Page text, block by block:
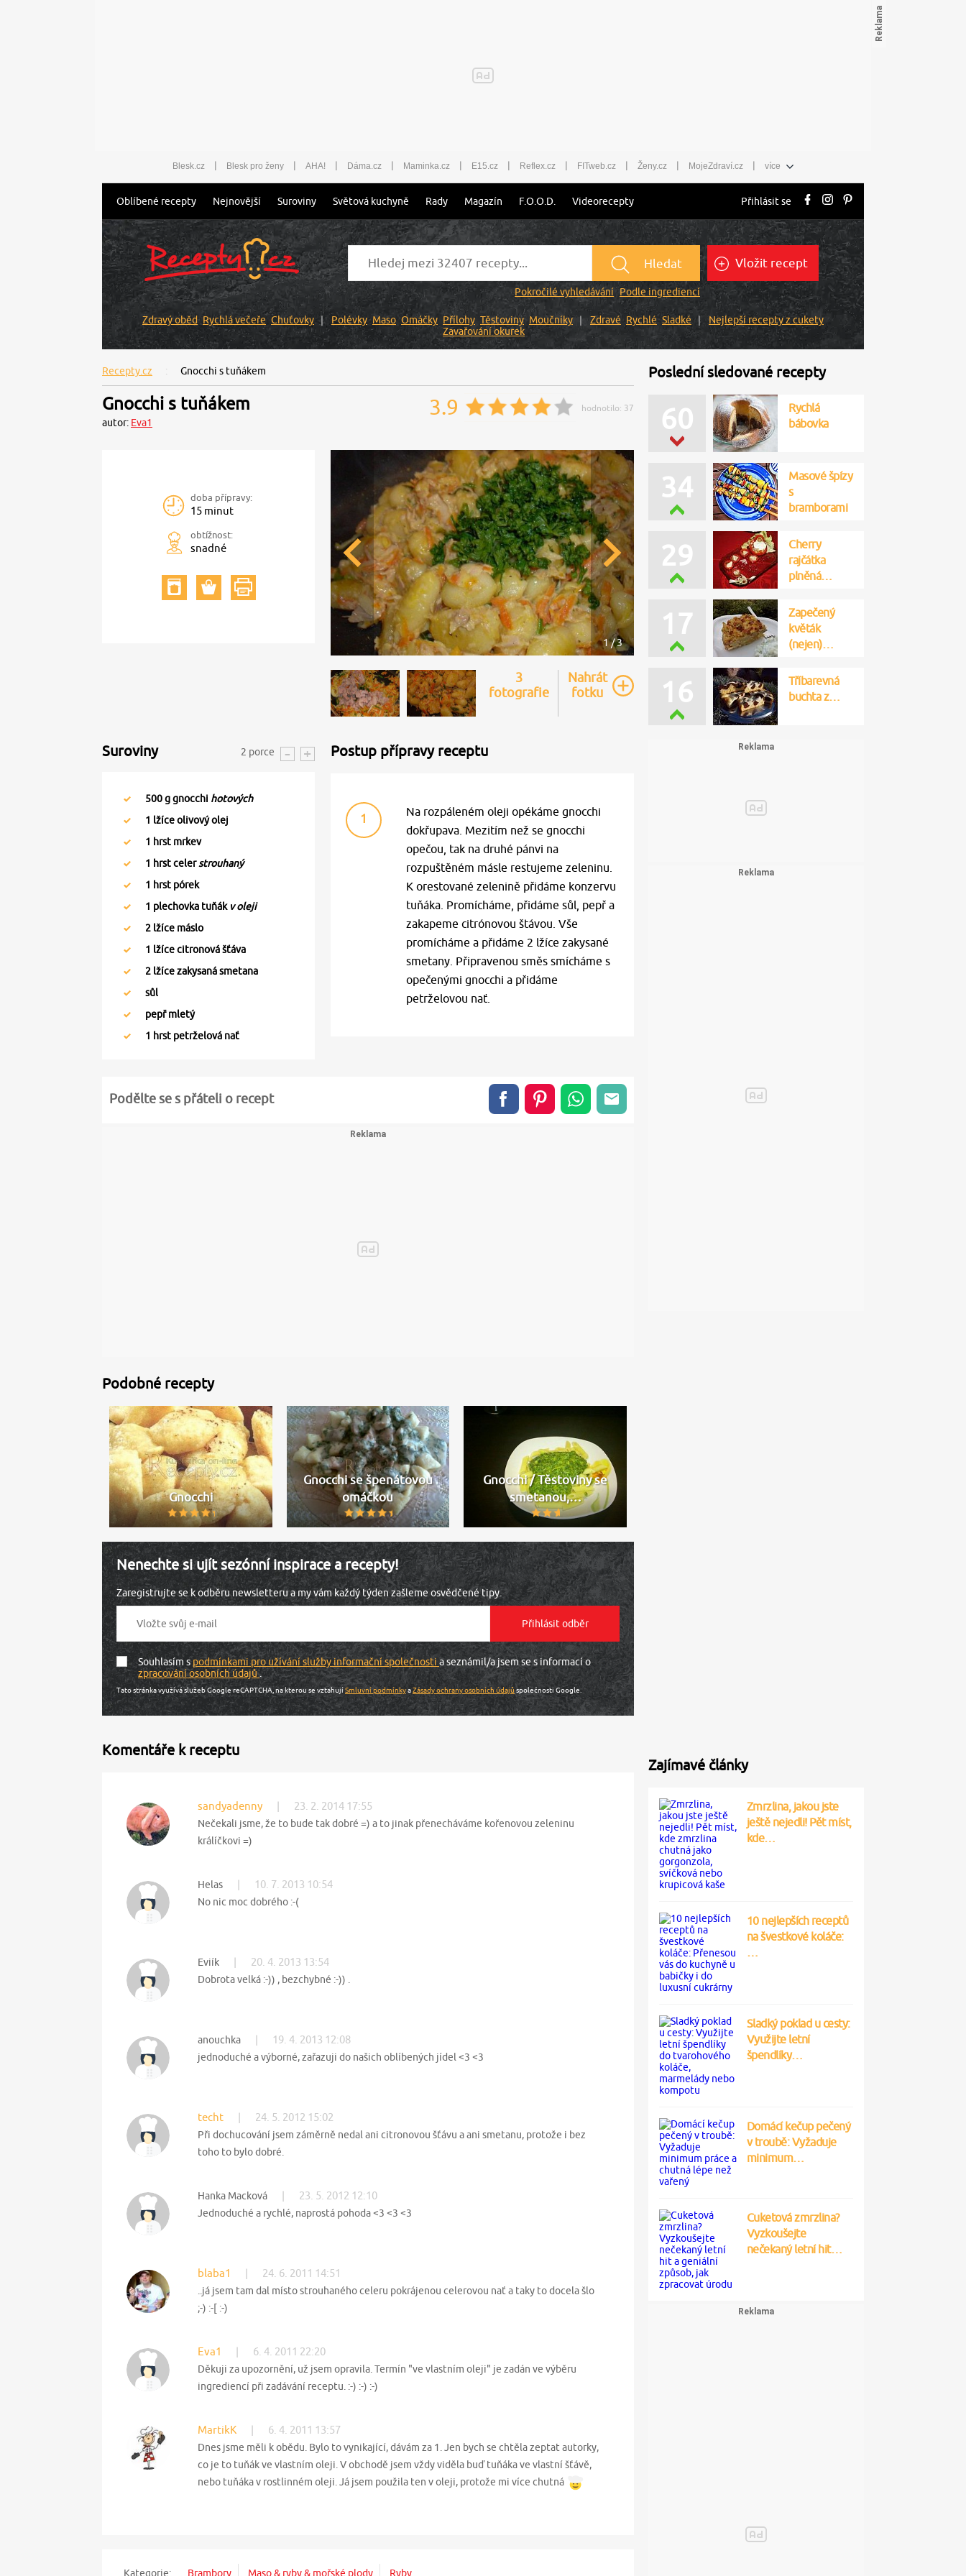
Blesk.cz | Blesk pro ženy | AHA! | Dáma.cz | Maminka.cz | E15.cz | Reflex.cz | FITweb.cz | Ženy.cz | MojeZdraví.cz | více
Oblíbené recepty Nejnovější Suroviny Světová kuchyně Rady Magazín F.O.O.D. Videorecepty Přihlásit se
Hledat
Pokročilé vyhledávání Podle ingrediencí
Vložit recept
Zdravý oběd Rychlá večeře Chuťovky Polévky Maso Omáčky Přílohy Těstoviny Moučníky Zdravé Rychlé Sladké
Nejlepší recepty z cukety
Zavařování okurek
Recepty.cz Gnocchi s tuňákem
Gnocchi s tuňákem
autor: Eva1
3.9 hodnotilo: 37
doba přípravy:
15 minut
obtížnost:
snadné
1 / 3
3
fotografie
Nahrát
fotku
Suroviny 2 porce
500g gnocchi hotových
1 lžíce olivový olej
1 hrst mrkev
1 hrst celerstrouhaný
1 hrst pórek
1 plechovka tuňák v oleji
2 lžíce máslo
1 lžíce citronová šťáva
2 lžíce zakysaná smetana
sůl
pepř mletý
1 hrst petrželová nať
Postup přípravy receptu
1
Na rozpáleném oleji opékáme gnocchi
dokřupava. Mezitím než se gnocchi
opečou, tak na druhé pánvi na
rozpuštěném másle restujeme zeleninu.
K orestované zelenině přidáme konzervu
tuňáka. Promícháme, přidáme sůl, pepř a
zakapeme citrónovou štávou. Vše
promícháme a přidáme 2 lžíce zakysané
smetany. Připravenou směs smícháme s
opečenými gnocchi a přidáme
petrželovou nať.
Podělte se s přáteli o recept
Podobné recepty
Gnocchi
Gnocchi se špenátovou
omáčkou
Gnocchi / Těstoviny se
smetanou,…
Nenechte si ujít sezónní inspirace a recepty!
Zaregistrujte se k odběru newsletteru a my vám každý týden zašleme osvědčené tipy.
Souhlasím spodmínkami pro užívání služby informační společnosti a seznámil/a jsem se s informací o
zpracování osobních údajů.
Tato stránka využívá služeb Google reCAPTCHA, na kterou se vztahujíSmluvní podmínkyaZásady ochrany osobních údajůspolečnosti Google.
Komentáře k receptu
sandyadenny 23. 2. 2014 17:55
Nečekali jsme, že to bude tak dobré =) a to jinak přenecháváme kořenovou zeleninu
králíčkovi =)
Helas 10. 7. 2013 10:54
No nic moc dobrého :-(
Eviík 20. 4. 2013 13:54
Dobrota velká :-)) , bezchybné :-)) .
anouchka 19. 4. 2013 12:08
jednoduché a výborné, zařazuji do našich oblíbených jídel <3 <3
techt 24. 5. 2012 15:02
Při dochucování jsem záměrně nedal ani citronovou šťávu a ani smetanu, protože i bez
toho to bylo dobré.
Hanka Macková 23. 5. 2012 12:10
Jednoduché a rychlé, naprostá pohoda <3 <3 <3
blaba1 24. 6. 2011 14:51
..já jsem tam dal místo strouhaného celeru pokrájenou celerovou nať a taky to docela šlo
;-) :-[ :-)
Eva1 6. 4. 2011 22:20
Děkuji za upozornění, už jsem opravila. Termín "ve vlastním oleji" je zadán ve výběru
ingrediencí při zadávání receptu. :-) :-) :-)
MartikK 6. 4. 2011 13:57
Dnes jsme měli k obědu. Bylo to vynikající, dávám za 1. Jen bych se chtěla zeptat autorky,
co je to tuňák ve vlastním oleji. V obchodě jsem vždy viděla buď tuňáka ve vlastní šťávě,
nebo tuňáka v rostlinném oleji. Já jsem použila ten v oleji, protože mi více chutná
Kategorie: Brambory Maso & ryby & mořské plody Ryby
Poslední sledované recepty
60
Rychlá
bábovka
34
Masové špízy
s
bramborami
29
Cherry
rajčátka
plněná…
17
Zapečený
květák
(nejen)…
16
Tříbarevná
buchta z…
Zajímavé články
Zmrzlina, jakou jste
ještě nejedli! Pět míst,
kde…
10 nejlepších receptů
na švestkové koláče:
…
Sladký poklad u cesty:
Využijte letní
špendlíky…
Domácí kečup pečený
v troubě: Vyžaduje
minimum…
Cuketová zmrzlina?
Vyzkoušejte
nečekaný letní hit…